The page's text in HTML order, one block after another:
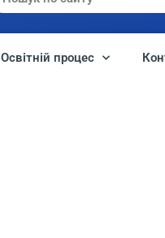
Освітній процес